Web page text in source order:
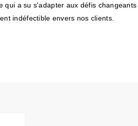
qui a su s'adapter aux défis
indéfectible envers nos clients.